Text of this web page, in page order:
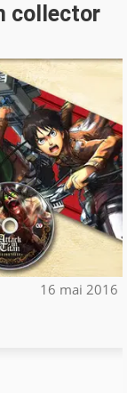
collector
16 mai 2016